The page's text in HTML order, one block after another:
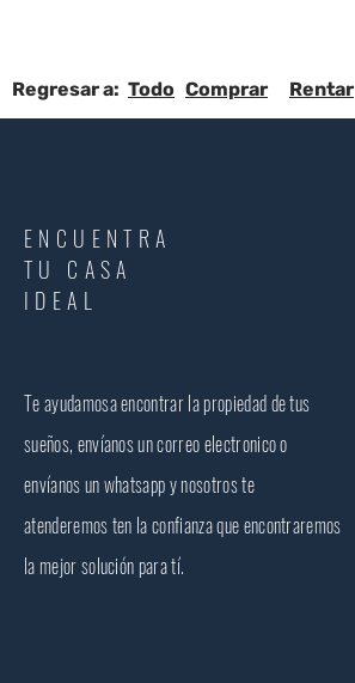
Regresar a: Todo Comprar Rentar
ENCUENTRA
TU CASA
IDEAL
Te ayudamosa encontrar la propiedad de tus
sueños, envíanos un correo electronico o
envíanos un whatsapp y nosotros te
atenderemos ten la confianza que encontraremos
la mejor solución para tí.